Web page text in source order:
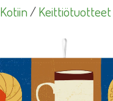
Kotiin/Keittiötuotteet